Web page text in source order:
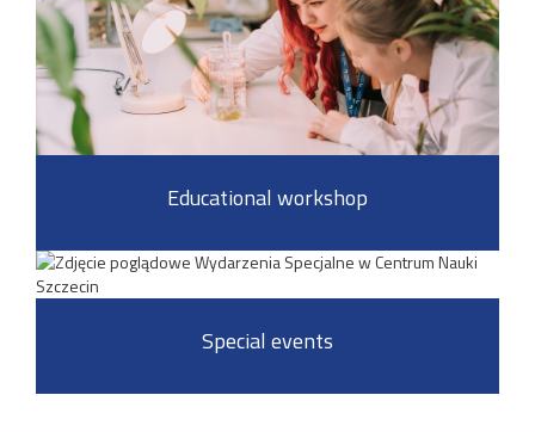
Educational workshop
Special events